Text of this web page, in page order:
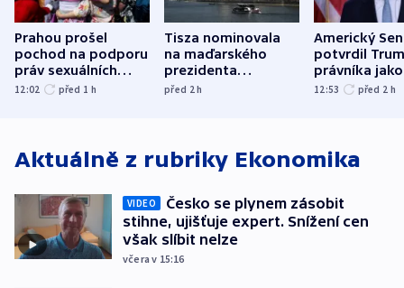
Prahou prošel
pochod na podporu
práv sexuálních
menšin
12:02 před 1 h
Tisza nominovala
na maďarského
prezidenta
bývalého šéfa
před 2h
Americký
potvrdil
právníka jako
ministra
12:53 před 2 h
Aktuálně z rubriky Ekonomika
VIDEO
Česko se plynem zásobit
stihne, ujišťuje expert. Snížení cen
však slíbit nelze
včera v 15:16